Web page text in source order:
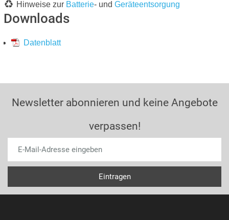
Hinweise zur Batterie- und Geräteentsorgung
Downloads
Datenblatt
Newsletter abonnieren und keine Angebote
verpassen!